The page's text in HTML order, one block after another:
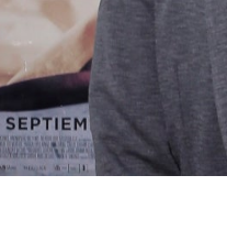
lidera les nominacions